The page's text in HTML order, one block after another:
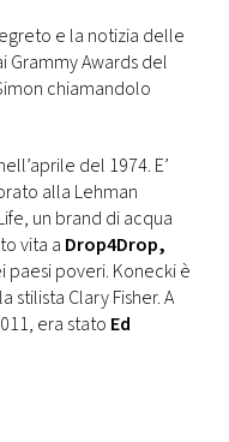
e la notizia delle
Awards del
chiamandolo
del 1974. E’
alla Lehman
un brand di acqua
vita a Drop4Drop,
paesi poveri. Konecki è
stilista Clary Fisher. A
era stato Ed